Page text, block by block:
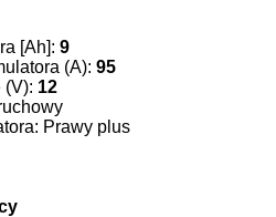
[Ah]: 9
(A): 95
(V): 12
Prawy plus